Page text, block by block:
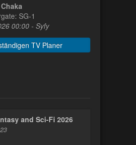
Chaka
SG-1
00:00 - Syfy
TV Planer
and Sci-Fi 2026